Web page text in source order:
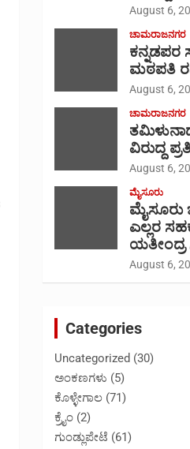
August 6,
ಚಾಮರಾಜನಗರ
ಮಠಪತಿ
August 6,
ಚಾಮರಾಜನಗರ
ವಿರುದ್ದ
August 6,
ಮೈಸೂರು
ಮೈಸೂರು
ಎಲ್ಲರ
ಯತೀಂದ್ರ
August 6,
Categories
Uncategorized (30)
ಅಂಕಣಗಳು (5)
ಕೊಳ್ಳೇಗಾಲ (71)
ಕ್ರೈಂ (2)
ಗುಂಡ್ಲುಪೇಟೆ (61)